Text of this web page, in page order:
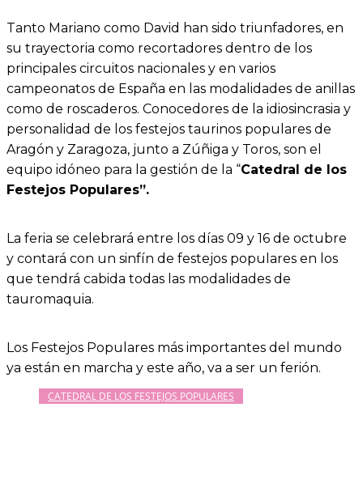
Tanto Mariano como David han sido triunfadores, en
su trayectoria como recortadores dentro de los
principales circuitos nacionales y en varios
campeonatos de España en las modalidades de anillas
como de roscaderos. Conocedores de la idiosincrasia y
personalidad de los festejos taurinos populares de
Aragón y Zaragoza, junto a Zúñiga y Toros, son el
equipo idóneo para la gestión de la “Catedral de los
Festejos Populares”.
La feria se celebrará entre los días 09 y 16 de octubre
y contará con un sinfín de festejos populares en los
que tendrá cabida todas las modalidades de
tauromaquia.
Los Festejos Populares más importantes del mundo
ya están en marcha y este año, va a ser un ferión.
CATEDRAL DE LOS FESTEJOS POPULARES